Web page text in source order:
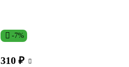
-7%
310 ₽